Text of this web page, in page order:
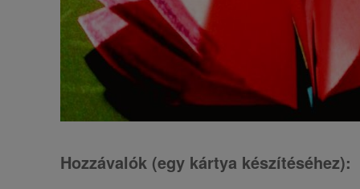
Hozzávalók (egy kártya készítéséhez):